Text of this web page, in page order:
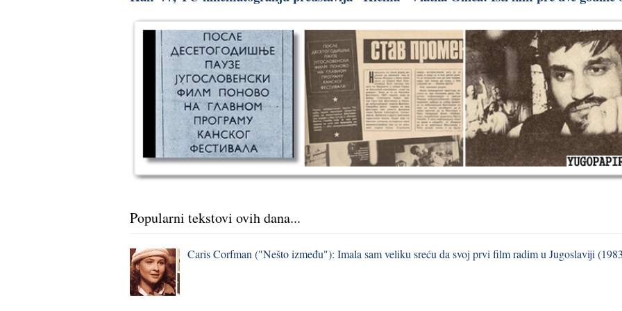
Popularni tekstovi ovih dana...
Caris Corfman ("Nešto između"): Imala sam veliku sreću da svoj prvi film radim u Jugoslaviji